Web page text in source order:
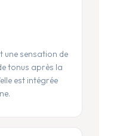
une sensation de
tonus après la
est intégrée